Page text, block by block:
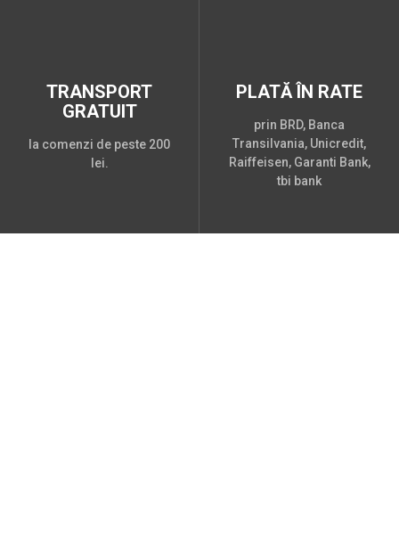
TRANSPORT
GRATUIT
la comenzi de peste 200
lei.
PLATĂ ÎN RATE
prin BRD, Banca
Transilvania, Unicredit,
Raiffeisen, Garanti Bank,
tbi bank